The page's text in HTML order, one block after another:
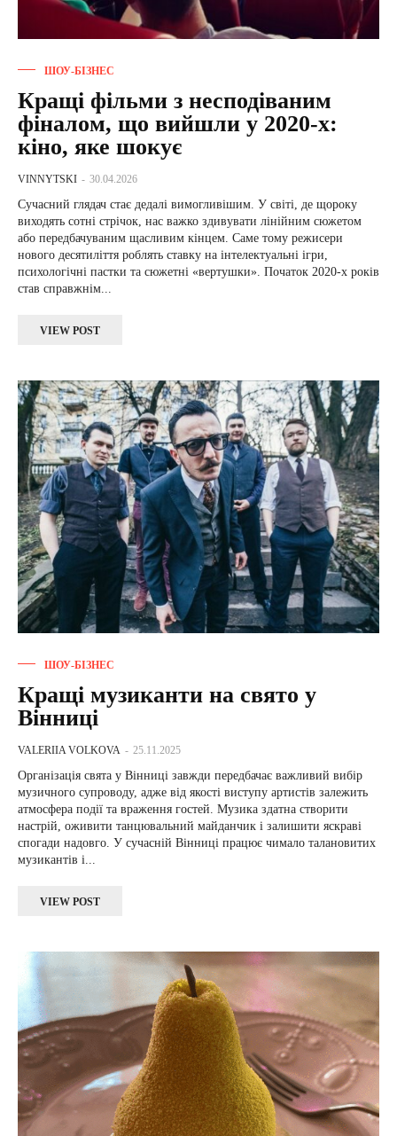
ШОУ-БІЗНЕС
Кращі фільми з несподіваним
фіналом, що вийшли у 2020-х:
кіно, яке шокує
VINNYTSKI - 30.04.2026
Сучасний глядач стає дедалі вимогливішим. У світі, де щороку
виходять сотні стрічок, нас важко здивувати лінійним сюжетом
або передбачуваним щасливим кінцем. Саме тому режисери
нового десятиліття роблять ставку на інтелектуальні ігри,
психологічні пастки та сюжетні «вертушки». Початок 2020-х років
став справжнім...
VIEW POST
ШОУ-БІЗНЕС
Кращі музиканти на свято у
Вінниці
VALERIIA VOLKOVA - 25.11.2025
Організація свята у Вінниці завжди передбачає важливий вибір
музичного супроводу, адже від якості виступу артистів залежить
атмосфера події та враження гостей. Музика здатна створити
настрій, оживити танцювальний майданчик і залишити яскраві
спогади надовго. У сучасній Вінниці працює чимало талановитих
музикантів і...
VIEW POST